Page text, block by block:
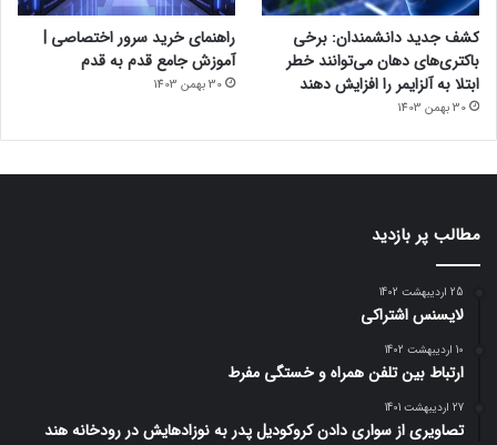
کشف جدید دانشمندان: برخی
باکتری‌های دهان می‌توانند خطر
ابتلا به آلزایمر را افزایش دهند
30 بهمن 1403
راهنمای خرید سرور اختصاصی |
آموزش جامع قدم به قدم
30 بهمن 1403
مطالب پر بازدید
25 اردیبهشت 1402
لایسنس اشتراکی
10 اردیبهشت 1402
ارتباط بین تلفن همراه و خستگی مفرط
27 اردیبهشت 1401
تصاویری از سواری دادن کروکودیل پدر به نوزادهایش در رودخانه هند